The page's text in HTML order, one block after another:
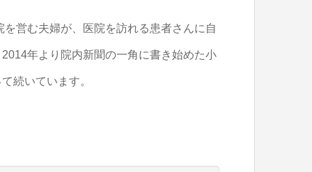
営む夫婦が、医院を訪れる患者さんに自
年より院内新聞の一角に書き始めた小
続いています。